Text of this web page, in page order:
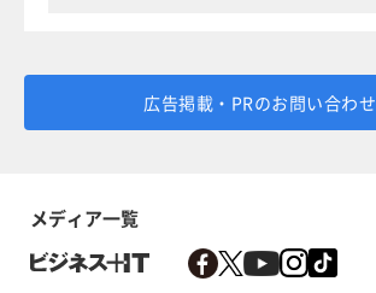
広告掲載・PRのお問い合わせ
メディア一覧